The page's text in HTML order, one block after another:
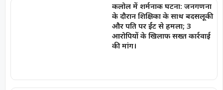
कलोल में शर्मनाक घटना: जनगणना
के दौरान शिक्षिका के साथ बदसलूकी
और पति पर ईंट से हमला; 3
आरोपियों के खिलाफ सख्त कार्रवाई
की मांग।